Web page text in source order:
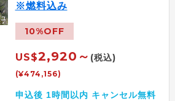
※燃料込み
10%OFF
US$2,920～ (税込)
(¥474,156)
申込後 1時間以内 キャンセル無料